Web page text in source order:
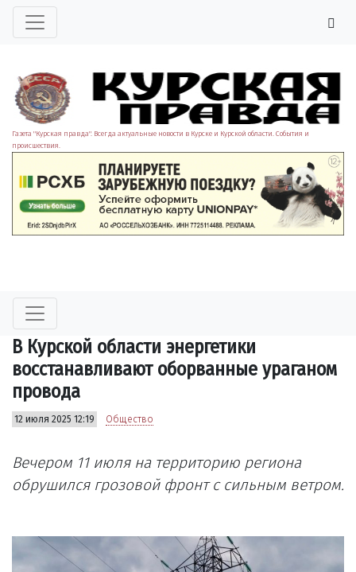
Газета "Курская правда". Всегда актуальные новости в Курске и Курской области. События и
происшествия.
В Курской области энергетики
восстанавливают оборванные ураганом
провода
12 июля 2025 12:19 Общество
Вечером 11 июля на территорию региона
обрушился грозовой фронт с сильным ветром.